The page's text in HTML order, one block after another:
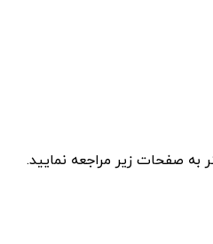
صفحات زیر مراجعه نمایید.